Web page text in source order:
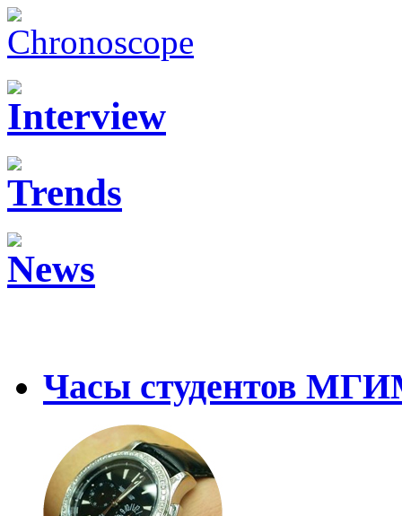
Часы студентов